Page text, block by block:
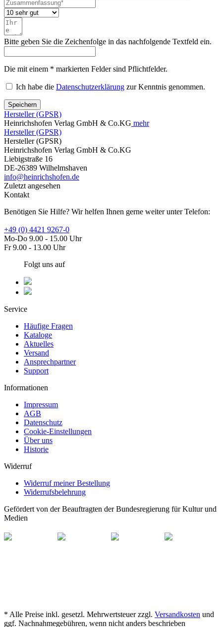
Bitte geben Sie die Zeichenfolge in das nachfolgende Textfeld ein.
Die mit einem * markierten Felder sind Pflichtfelder.
Ich habe die Datenschutzerklärung zur Kenntnis genommen.
Speichern
Hersteller (GPSR)
Heinrichshofen Verlag GmbH & Co.KG mehr
Hersteller (GPSR)
Hersteller (GPSR)
Heinrichshofen Verlag GmbH & Co.KG
Liebigstraße 16
DE-26389 Wilhelmshaven
info@heinrichshofen.de
Zuletzt angesehen
Kontakt
Benötigen Sie Hilfe? Wir helfen Ihnen gerne weiter unter Telefon:
+49 (0) 4421 9267-0
Mo-Do 9.00 - 15.00 Uhr
Fr 9.00 - 13.00 Uhr
Folgt uns auf
Service
Häufige Fragen
Kataloge
Aktuelles
Versand
Ansprechpartner
Support
Informationen
Impressum
AGB
Datenschutz
Cookie-Einstellungen
Über uns
Historie
Widerruf
Widerruf meiner Bestellung
Widerrufsbelehrung
Gefördert von der Beauftragten der Bundesregierung für Kultur und
Medien
* Alle Preise inkl. gesetzl. Mehrwertsteuer zzgl. Versandkosten und
ggf. Nachnahmegebühren, wenn nicht anders beschrieben